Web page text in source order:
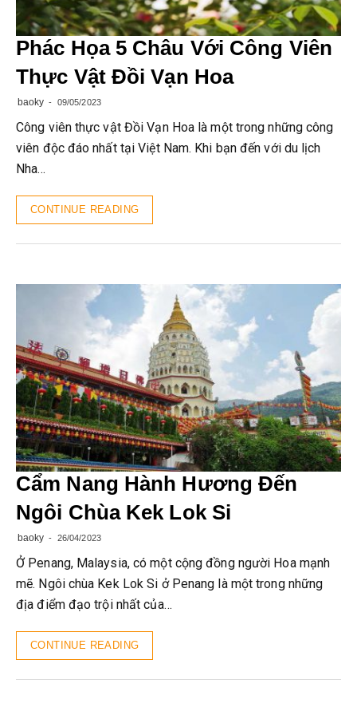
Phác Họa 5 Châu Với Công Viên
Thực Vật Đồi Vạn Hoa
baoky 09/05/2023
Công viên thực vật Đồi Vạn Hoa là một trong những công
viên độc đáo nhất tại Việt Nam. Khi bạn đến với du lịch
Nha…
CONTINUE READING
Cẩm Nang Hành Hương Đến
Ngôi Chùa Kek Lok Si
baoky 26/04/2023
Ở Penang, Malaysia, có một cộng đồng người Hoa mạnh
mẽ. Ngôi chùa Kek Lok Si ở Penang là một trong những
địa điểm đạo trội nhất của…
CONTINUE READING